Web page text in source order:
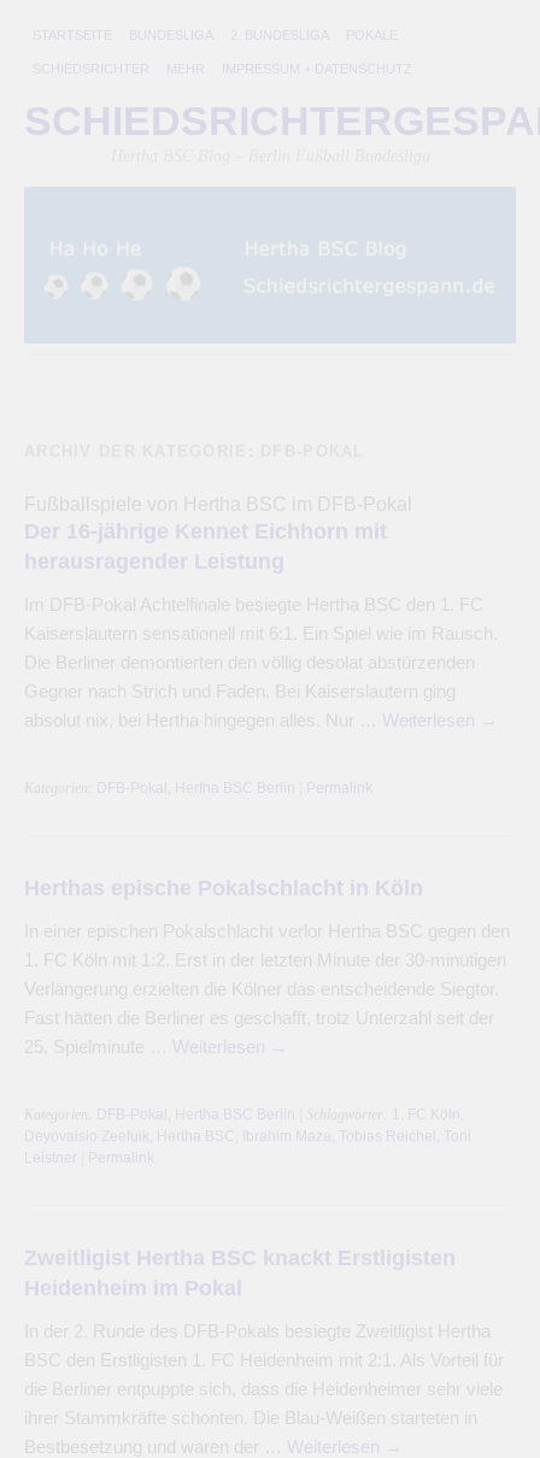
STARTSEITE BUNDESLIGA 2. BUNDESLIGA POKALE
SCHIEDSRICHTER MEHR IMPRESSUM + DATENSCHUTZ
Fußballspiele von Hertha BSC im DFB-Pokal
Der 16-jährige Kennet Eichhorn mit
herausragender Leistung
Im DFB-Pokal Achtelfinale besiegte Hertha BSC den 1. FC
Kaiserslautern sensationell mit 6:1. Ein Spiel wie im Rausch.
Die Berliner demontierten den völlig desolat abstürzenden
Gegner nach Strich und Faden. Bei Kaiserslautern ging
absolut nix, bei Hertha hingegen alles. Nur … Weiterlesen →
Kategorien: DFB-Pokal Hertha BSC Berlin Permalink
Herthas epische Pokalschlacht in Köln
In einer epischen Pokalschlacht verlor Hertha BSC gegen den
1. FC Köln mit 1:2. Erst in der letzten Minute der 30-minütigen
Verlängerung erzielten die Kölner das entscheidende Siegtor.
Fast hätten die Berliner es geschafft, trotz Unterzahl seit der
25. Spielminute … Weiterlesen →
Kategorien: DFB-Pokal Hertha BSC Berlin | Schlagwörter: 1. FC Köln
Deyovaisio Zeefuik
Hertha BSC Ibrahim Maza Tobias Reichel
Toni
Leistner
Permalink
Zweitligist Hertha BSC knackt Erstligisten
Heidenheim im Pokal
In der 2. Runde des DFB-Pokals besiegte Zweitligist Hertha
BSC den Erstligisten 1. FC Heidenheim mit 2:1. Als Vorteil für
die Berliner entpuppte sich, dass die Heidenheimer sehr viele
ihrer Stammkräfte schonten. Die Blau-Weißen starteten in
Bestbesetzung und waren der … Weiterlesen →